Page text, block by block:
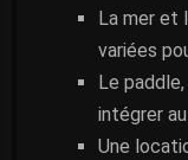
La mer
variées
Le
intégrer
Une